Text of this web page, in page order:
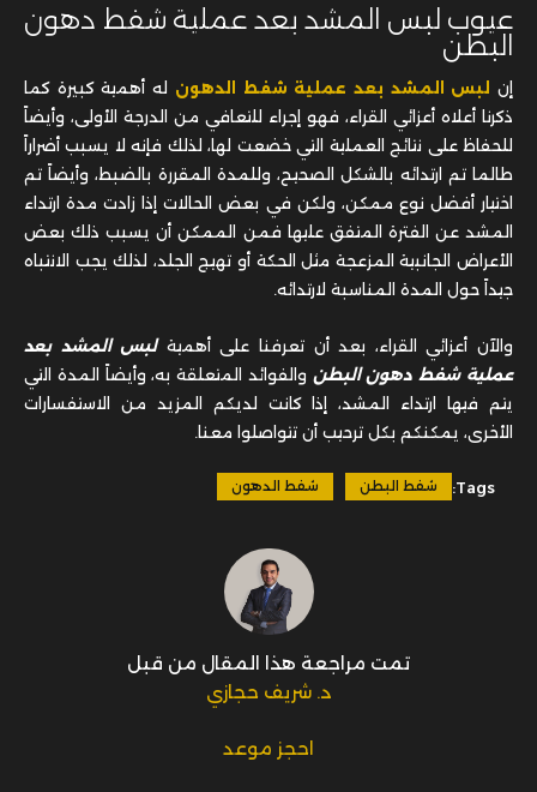
عيوب لبس المشد بعد عملية شفط دهون
البطن
إن لبس المشد بعد عملية شفط الدهون له أهمية كبيرة كما
ذكرنا أعلاه أعزائي القراء، فهو إجراء للتعافي من الدرجة الأولى، وأيضاً
للحفاظ على نتائج العملية التي خضعت لها، لذلك فإنه لا يسبب أضراراً
طالما تم ارتدائه بالشكل الصحيح، وللمدة المقررة بالضبط، وأيضاً تم
اختيار أفضل نوع ممكن، ولكن في بعض الحالات إذا زادت مدة ارتداء
المشد عن الفترة المتفق عليها فمن الممكن أن يسبب ذلك بعض
الأعراض الجانبية المزعجة مثل الحكة أو تهيج الجلد، لذلك يجب الانتباه
جيداً حول المدة المناسبة لارتدائه.
والآن أعزائي القراء، بعد أن تعرفنا على أهميةلبس المشد بعد
عملية شفط دهون البطن والفوائد المتعلقة به، وأيضاً المدة التي
يتم فيها ارتداء المشد، إذا كانت لديكم المزيد من الاستفسارات
الأخرى، يمكنكم بكل ترحيب أن تتواصلوا معنا.
Tags: شفط البطن شفط الدهون
تمت مراجعة هذا المقال من قبل
د. شريف حجازي
احجز موعد